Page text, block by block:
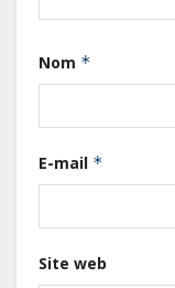
Nom *
E-mail *
Site web